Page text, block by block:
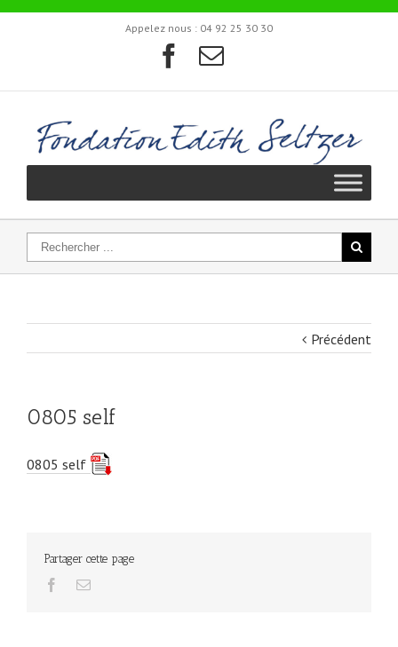
Appelez nous : 04 92 25 30 30
Précédent
0805 self
0805 self
Partager cette page